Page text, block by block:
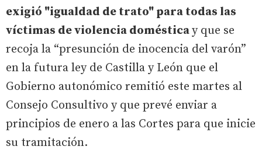
exigió "igualdad de trato" para todas las
víctimas de violencia domésticay que se
recoja la “presunción de inocencia del varón”
en la futura ley de Castilla y León que el
Gobierno autonómico remitió este martes al
Consejo Consultivo y que prevé enviar a
principios de enero a las Cortes para que inicie
su tramitación.